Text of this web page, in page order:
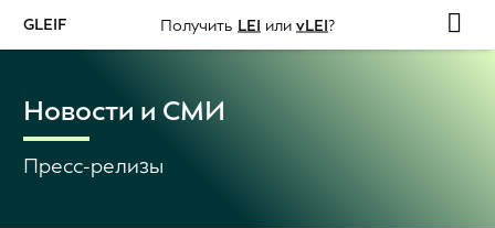
GLEIF Получить LEI или vLEI?
Новости и СМИ
Пресс-релизы